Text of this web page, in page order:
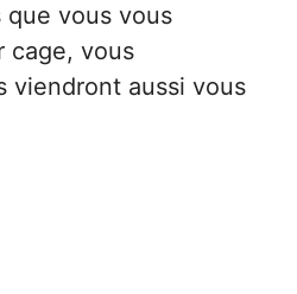
que vous vous
cage, vous
viendront aussi vous